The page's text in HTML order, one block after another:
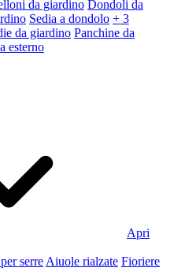
da giardino Dondoli da
Sedia a dondolo + 3
da giardino Panchine da
esterno
Apri
serre Aiuole rialzate Fioriere